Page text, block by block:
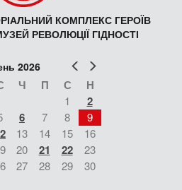
КОМПЛЕКС ГЕРОЇВ
РЕВОЛЮЦІЇ ГІДНОСТІ
Попер
2026
Ч П С Н
1 2
6 7 8
9
13 14 15
16
20 21 22
23
27 28 29
30